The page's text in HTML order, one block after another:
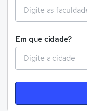
Em que cidade?